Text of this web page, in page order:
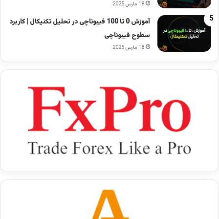
18 مارس 2025
آموزش 0 تا 100 فیبوناچی در تحلیل تکنیکال | کاربرد
سطوح فیبوناچی
18 مارس 2025